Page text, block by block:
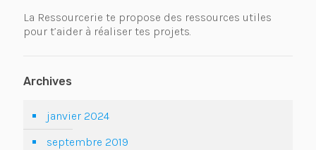
La Ressourcerie te propose des ressources utiles
pour t’aider à réaliser tes projets.
Archives
janvier 2024
septembre 2019